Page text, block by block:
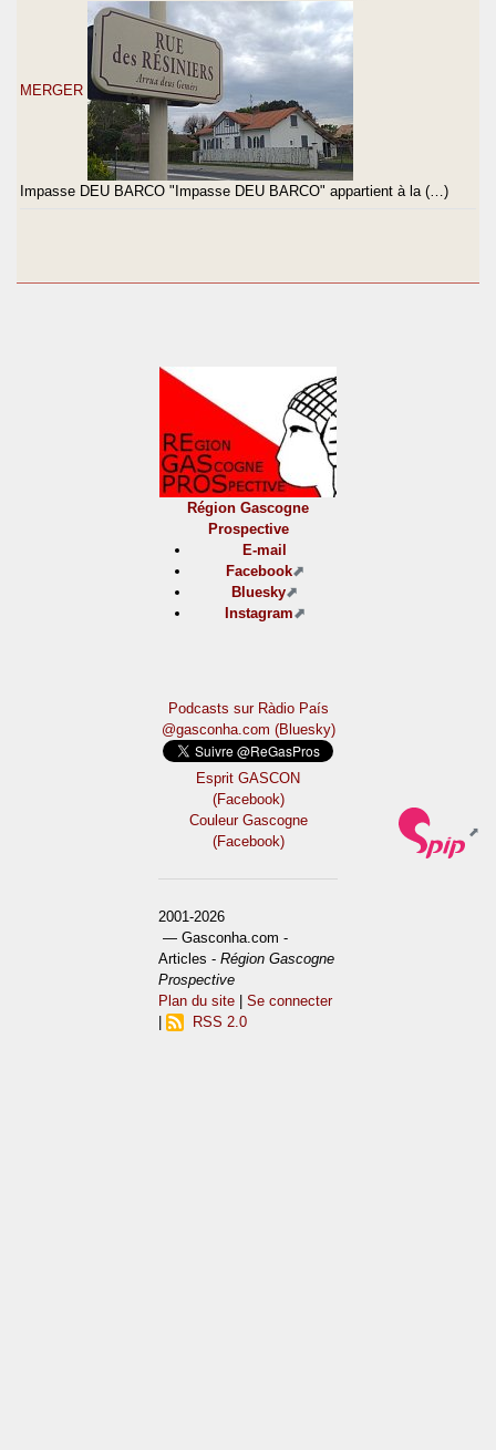
MERGER
Impasse DEU BARCO "Impasse DEU BARCO" appartient à la (…)
Région Gascogne
Prospective
E-mail
Facebook
Bluesky
Instagram
Podcasts sur Ràdio País
@gasconha.com (Bluesky)
Esprit GASCON
(Facebook)
Couleur Gascogne
(Facebook)
2001-2026
— Gasconha.com -
Articles -Région Gascogne
Prospective
Plan du site |Se connecter
RSS 2.0